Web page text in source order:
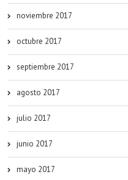
noviembre 2017
octubre 2017
septiembre 2017
agosto 2017
julio 2017
junio 2017
mayo 2017